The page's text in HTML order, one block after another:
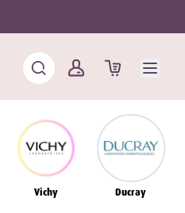
Vichy Ducray